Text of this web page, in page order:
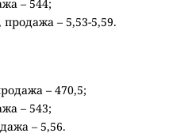
– 544;
продажа – 5,53-5,59.
– 470,5;
– 543;
– 5,56.